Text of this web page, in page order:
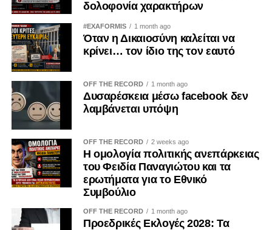
Ανήκει και στον κάθε πολίτη ξεχωριστά. Ο πατριωτισμός
δεν εξαντλείται στις επετειακές ομιλίες, ούτε στις
αναρτήσεις στα μέσα κοινωνικής δικτύωσης.
Αποδεικνύεται καθημερινά μέσα από τις προσωπικές μας
επιλογές. Δεν μπορεί κανείς να καταδικάζει την κατοχή και
ταυτόχρονα να χρηματοδοτεί, έστω και έμμεσα, τις
οικονομικές δομές που τη συντηρούν.
Η Κύπρος εξακολουθεί να ζει τις συνέπειες της εισβολής
του 1974. Οι πρόσφυγες παραμένουν μακριά από τις
πατρογονικές τους εστίες. Οι οικογένειες των
αγνοουμένων συνεχίζουν να αναζητούν απαντήσεις. Οι
εγκλωβισμένοι εξακολουθούν να δοκιμάζονται. Η κατοχή
δεν ανήκει στο παρελθόν· είναι μια καθημερινή
πραγματικότητα.
δολοφονία χαρακτήρων
#EXAFORMIS 1 month ago
Όταν η Δικαιοσύνη καλείται να
κρίνει… τον ίδιο της τον εαυτό
OFF THE RECORD 1 month ago
Δυσαρέσκεια μέσω facebook δεν
λαμβάνεται υπόψη
OFF THE RECORD 2 weeks ago
Η ομολογία πολιτικής ανεπάρκειας
του Φειδία Παναγιώτου και τα
ερωτήματα για το Εθνικό
Συμβούλιο
OFF THE RECORD 1 month ago
Προεδρικές Εκλογές 2028: Τα